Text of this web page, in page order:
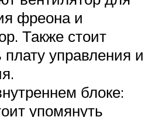
фреона и
Также стоит
управления и
блоке:
упомянуть